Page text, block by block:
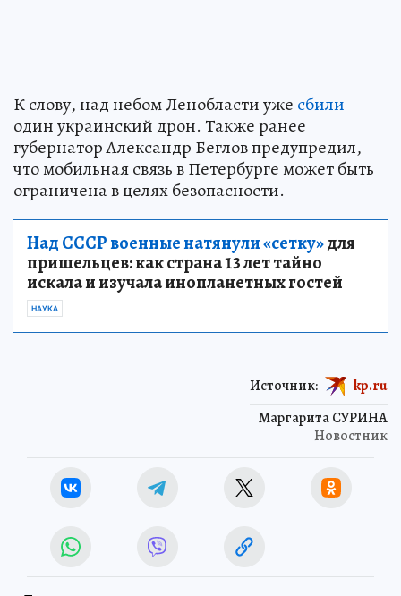
К слову, над небом Ленобласти уже сбили
один украинский дрон. Также ранее
губернатор Александр Беглов предупредил,
что мобильная связь в Петербурге может быть
ограничена в целях безопасности.
Над СССР военные натянули «сетку»для
пришельцев: как страна 13 лет тайно
искала и изучала инопланетных гостей
НАУКА
Маргарита СУРИНА
Новостник
Источник: kp.ru